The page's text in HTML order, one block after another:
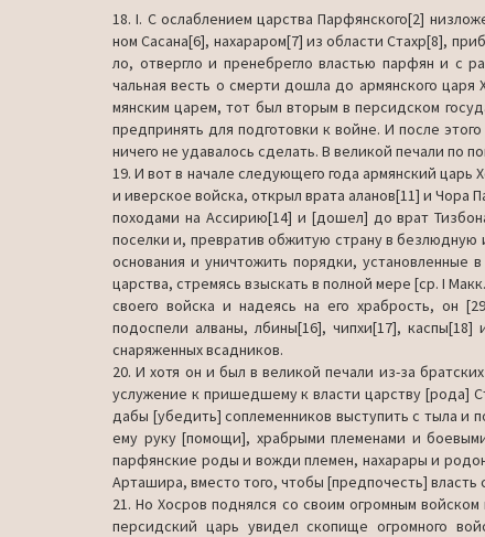
18. I. С ослаблением царства Парфянского[2]
ном Сасана[6], нахараром[7] из области Стахр[8],
ло, отвергло и пренебрегло властью парфян и с
чальная весть о смерти дошла до армянского
мянским царем, тот был вторым в персидском
предпринять для подготовки к войне. И после
ничего не удавалось сделать. В великой печали по
19. И вот в начале следующего года армянский царь
и иверское войска, открыл врата аланов[11] и Чора
походами на Ассирию[14] и [дошел] до врат
поселки и, превратив обжитую страну в
основания и уничтожить порядки, установленные
царства, стремясь взыскать в полной мере [ср. I
своего войска и надеясь на его храбрость, он
подоспели алваны, лбины[16], чипхи[17],
снаряженных всадников.
20. И хотя он и был в великой печали из-за
услужение к пришедшему к власти царству [рода]
дабы [убедить] соплеменников выступить с тыла и
ему руку [помощи], храбрыми племенами и
парфянские роды и вожди племен, нахарары и
Арташира, вместо того, чтобы [предпочесть] власть
21. Но Хосров поднялся со своим огромным
персидский царь увидел скопище огромного